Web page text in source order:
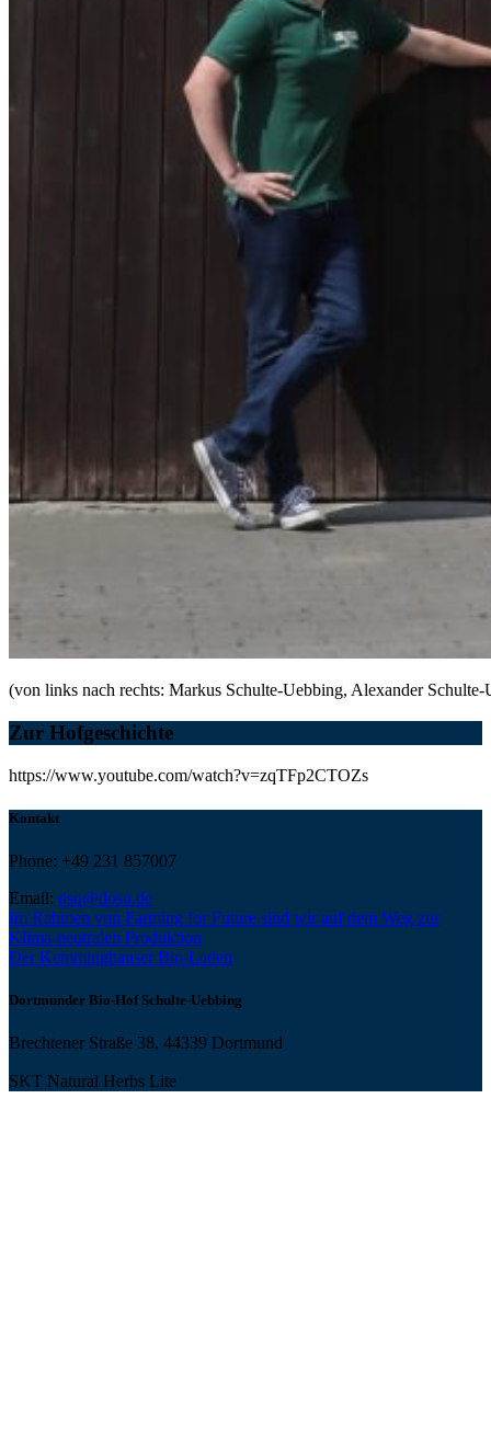
(von links nach rechts: Markus Schulte-Uebbing, Alexander
Zur Hofgeschichte
https://www.youtube.com/watch?v=zqTFp2CTOZs
Kontakt
Phone: +49 231 857007
Email: dsu@dosu.de
Im Rahmen von Farming for Future sind wir auf dem Weg zur
Klima-neutralen Produktion
Der Kemminghauser Bio-Laden
Dortmunder Bio-Hof Schulte-Uebbing
Brechtener Straße 38, 44339 Dortmund
SKT Natural Herbs Lite